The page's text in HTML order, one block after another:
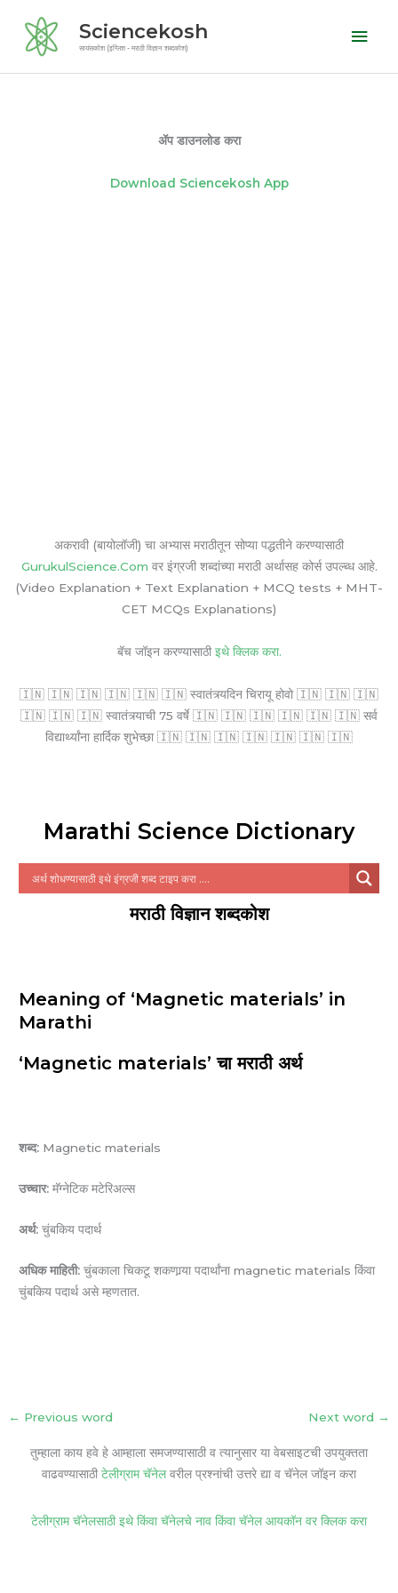
content
Sciencekosh
सायंसकोश (इंग्लिश - मराठी विज्ञान शब्दकोश)
ॲप डाउनलोड करा
Download Sciencekosh App
अकरावी (बायोलॉजी) चा अभ्यास मराठीतून सोप्या पद्धतीने करण्यासाठी
GurukulScience.Com वर इंग्रजी शब्दांच्या मराठी अर्थासह कोर्स उपल्ब्ध आहे.
(Video Explanation + Text Explanation + MCQ tests + MHT-
CET MCQs Explanations)
बॅच जॉइन करण्यासाठी इथे क्लिक करा.
🇮🇳 🇮🇳 🇮🇳 🇮🇳 🇮🇳 🇮🇳 स्वातंत्र्यदिन चिरायू होवो 🇮🇳 🇮🇳 🇮🇳
🇮🇳 🇮🇳 🇮🇳 स्वातंत्र्याची 75 वर्षे 🇮🇳 🇮🇳 🇮🇳 🇮🇳 🇮🇳 🇮🇳 सर्व
विद्यार्थ्यांना हार्दिक शुभेच्छा 🇮🇳 🇮🇳 🇮🇳 🇮🇳 🇮🇳 🇮🇳 🇮🇳
Marathi Science Dictionary
मराठी विज्ञान शब्दकोश
Meaning of ‘Magnetic materials’ in
Marathi
‘Magnetic materials’ चा मराठी अर्थ
शब्द: Magnetic materials
उच्चार: मॅग्नेटिक मटेरिअल्स
अर्थ: चुंबकिय पदार्थ
अधिक माहिती: चुंबकाला चिकटू शकणार्‍या पदार्थांना magnetic materials किंवा
चुंबकिय पदार्थ असे म्हणतात.
← Previous word Next word →
तुम्हाला काय हवे हे आम्हाला समजण्यासाठी व त्यानुसार या वेबसाइटची उपयुक्तता
वाढवण्यासाठी टेलीग्राम चॅनेलवरील प्रश्नांची उत्तरे द्या व चॅनेल जॉइन करा
टेलीग्राम चॅनेलसाठी इथे किंवा चॅनेलचे नाव किंवा चॅनेल आयकॉन वर क्लिक करा